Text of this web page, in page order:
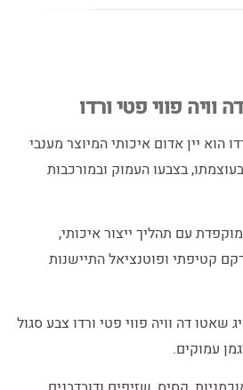
פווי פטי ורדו
הוא יין אדום איכותי המיוצר מענבי
בעוצמתו, בצבעו העמוק ובמורכבות
עם תהליך ייצור איכותי,
קטיפתי ופוטנציאל התיישנות
שאטו דה וויה פווי פטי ורדו צבע סגול
עמוקים.